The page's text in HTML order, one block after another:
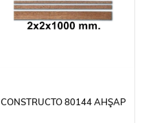
CONSTRUCTO 80144 AHŞAP